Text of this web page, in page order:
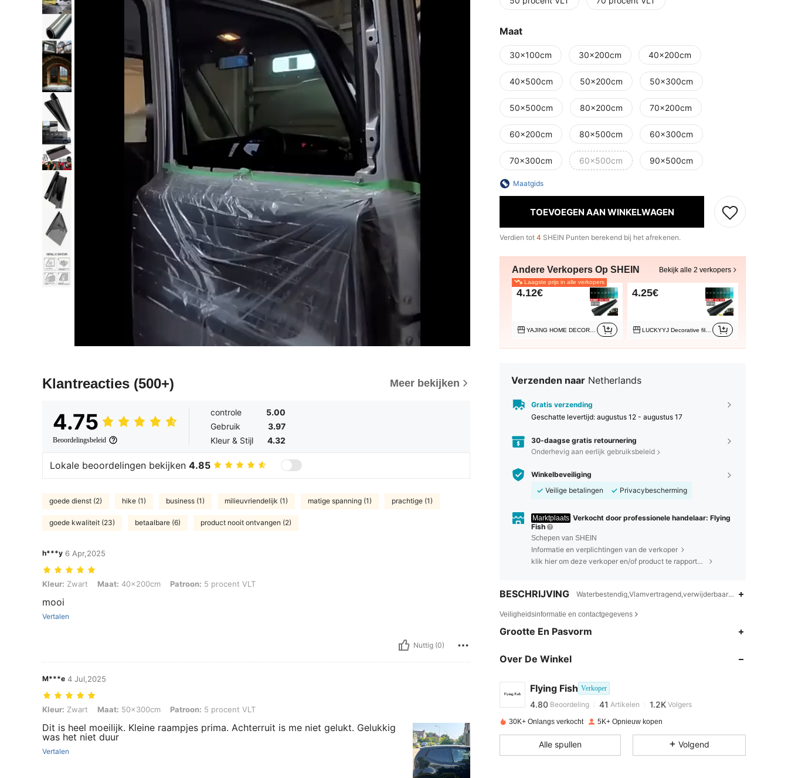
Klantreacties (500+) Meer bekijken
4.75
Beoordelingsbeleid
controle
5.00
Gebruik
3.97
Kleur & Stijl
4.32
Lokale beoordelingen bekijken 4.85
goede dienst (2) hike (1) business (1) milieuvriendelijk (1) matige spanning (1) prachtige (1)
goede kwaliteit (23) betaalbare (6) product nooit ontvangen (2)
h***y 6 Apr,2025
Kleur: Zwart, Maat: 40x200cm, Patroon: 5 procent VLT
Kleur: Zwart Maat: 40x200cm Patroon: 5 procent VLT
mooi
Vertalen
Nuttig (0)
M***e 4 Jul,2025
Kleur: Zwart, Maat: 50x300cm, Patroon: 5 procent VLT
Kleur: Zwart Maat: 50x300cm Patroon: 5 procent VLT
Dit is heel moeilijk. Kleine raampjes prima. Achterruit is me niet gelukt. Gelukkig
was het niet duur
Vertalen
Maat
30x100cm 30x200cm 40x200cm
40x500cm 50x200cm 50x300cm
50x500cm 80x200cm 70x200cm
60x200cm 80x500cm 60x300cm
70x300cm 60x500cm 90x500cm
Maatgids
TOEVOEGEN AAN WINKELWAGEN
Verdien tot 4 SHEIN Punten berekend bij het afrekenen.
Andere Verkopers Op SHEIN Bekijk alle 2 verkopers
Laagste prijs in alle verkopers
4.12€ 4.25€
Verzenden naar Netherlands
Gratis verzending
Geschatte levertijd: augustus 12 - augustus 17
30-daagse gratis retournering
Onderhevig aan eerlijk gebruiksbeleid
Winkelbeveiliging
Veilige betalingen
Privacybescherming
Marktplaats Verkocht door professionele handelaar: Flying
Fish
Schepen van SHEIN
Informatie en verplichtingen van de verkoper
klik hier om deze verkoper en/of product te rapporteren.
BESCHRIJVING Waterbestendig,Vlamvertragend,verwijderbaar,oliedicht /
Veiligheidsinformatie en contactgegevens
Grootte En Pasvorm
Over De Winkel
Flying Fish Verkoper
4.80
4.80
4.80 Beoordeling 41 Artikelen 1.2K Volgers
i***sbetaalde1 dag geleden
4.80 41 1.2K
30K+ Onlangs verkocht 5K+ Opnieuw kopen
Alle spullen Volgend